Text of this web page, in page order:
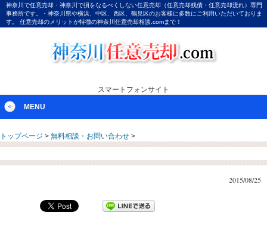
神奈川で任意売却・神奈川で損をなるべくしない任意売却（任意売却残債・任意売却流れ）専門
事務所です。・神奈川県や横浜、中区、西区、鶴見区のお客様に多数にご利用いただいておりま
す。 任意売却のメリットが特徴の神奈川任意売却相談.comまで！
スマートフォンサイト
MENU
トップページ > 無料相談・お問い合わせ >
2015/08/25